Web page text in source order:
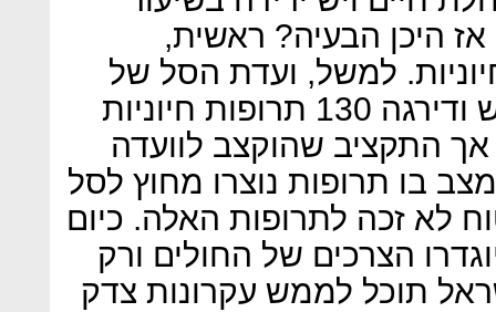
היכן הבעיה? ראשית,
למשל, ועדת הסל של
שנת 2017 עשתה עבודת קודש ודירגה 130 תרופות חיוניות
שקל, אך התקציב שהוקצב לוועדה
מצב בו תרופות נוצרו מחוץ לסל
לא זכה לתרופות האלה. כיום
הצרכים של החולים ורק
תוכל לממש עקרונות צדק